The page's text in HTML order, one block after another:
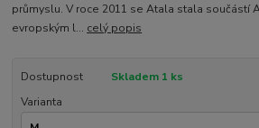
průmyslu. V roce 2011 se Atala stala součástí
evropským l... celý popis
Dostupnost
Skladem 1 ks
Varianta